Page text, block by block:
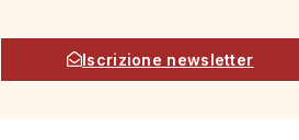
Iscrizione newsletter